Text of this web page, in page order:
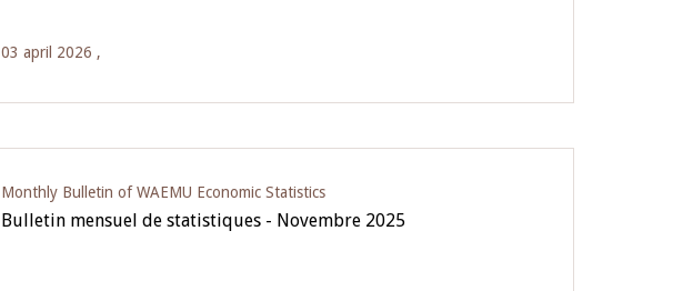
03 april 2026 ,
Monthly Bulletin of WAEMU Economic Statistics
Bulletin mensuel de statistiques - Novembre 2025